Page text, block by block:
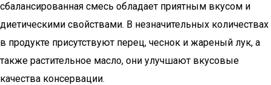
сбалансированная смесь обладает приятным вкусом и
диетическими свойствами. В незначительных количествах
в продукте присутствуют перец, чеснок и жареный лук, а
также растительное масло, они улучшают вкусовые
качества консервации.